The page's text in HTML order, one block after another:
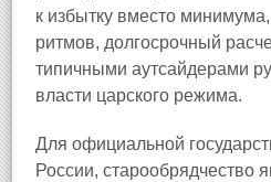
к избытку вместо
ритмов, долгосрочный
типичными аутсайдерами
власти царского режима.
Для официальной
России, старообрядчество